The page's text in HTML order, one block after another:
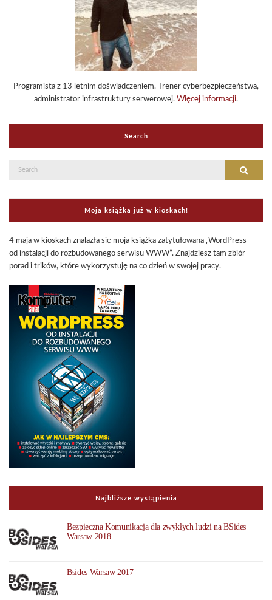
Programista z 13 letnim doświadczeniem. Trener cyberbezpieczeństwa,
administrator infrastruktury serwerowej. Więcej informacji.
Search
Search
Moja książka już w kioskach!
4 maja w kioskach znalazła się moja książka zatytułowana „WordPress –
od instalacji do rozbudowanego serwisu WWW”. Znajdziesz tam zbiór
porad i trików, które wykorzystuję na co dzień w swojej pracy.
Najbliższe wystąpienia
Bezpieczna Komunikacja dla zwykłych ludzi na BSides
Warsaw 2018
Bsides Warsaw 2017